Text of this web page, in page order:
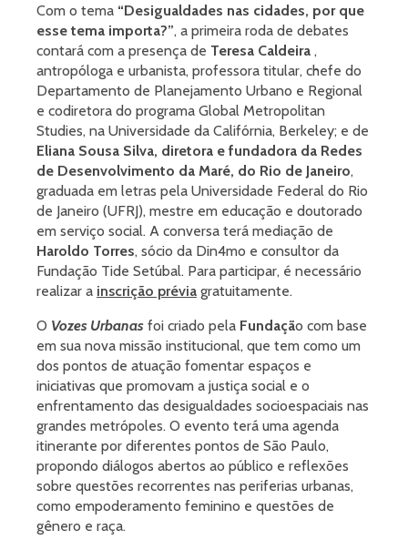
Com o tema “Desigualdades nas cidades, por que
esse tema importa?”, a primeira roda de debates
contará com a presença de Teresa Caldeira ,
antropóloga e urbanista, professora titular, chefe do
Departamento de Planejamento Urbano e Regional
e codiretora do programa Global Metropolitan
Studies, na Universidade da Califórnia, Berkeley; e de
Eliana Sousa Silva, diretora e fundadora da Redes
de Desenvolvimento da Maré, do Rio de Janeiro,
graduada em letras pela Universidade Federal do Rio
de Janeiro (UFRJ), mestre em educação e doutorado
em serviço social. A conversa terá mediação de
Haroldo Torres, sócio da Din4mo e consultor da
Fundação Tide Setúbal. Para participar, é necessário
realizar a inscrição prévia gratuitamente.
O Vozes Urbanas foi criado pela Fundação com base
em sua nova missão institucional, que tem como um
dos pontos de atuação fomentar espaços e
iniciativas que promovam a justiça social e o
enfrentamento das desigualdades socioespaciais nas
grandes metrópoles. O evento terá uma agenda
itinerante por diferentes pontos de São Paulo,
propondo diálogos abertos ao público e reflexões
sobre questões recorrentes nas periferias urbanas,
como empoderamento feminino e questões de
gênero e raça.